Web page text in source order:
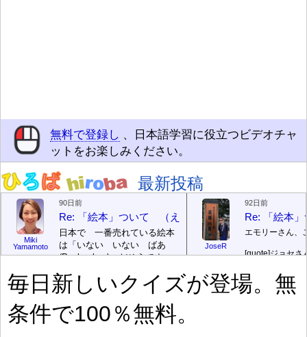
無料で登録し 、日本語学習に役立つビデオチャ
ットをお楽しみください。
最新投稿
Miki
Yamamoto
90日前
Re: 「絵本」ついて （えほん ついて）
日本で 一番売れている絵本
は「いない いない ばあ
(Peek-a-boo)」だそうです。
す。どちらも 1967年に 出
版（しゅっぱん）されまし
た。[/font][/color][/size]絵本はロ
ングセラーがおおいですか
JoseR
92日前
Re: 「絵本
エモリーさん、
[quote]ジョセさ
まあ、仕事（し
（す）きです
毎日新しいクイズが登場。無
条件で100％無料。